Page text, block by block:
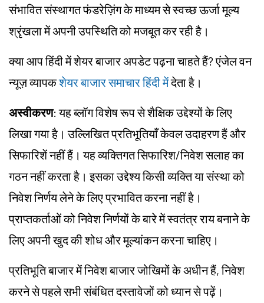
संभावित संस्थागत फंडरेज़िंग के माध्यम से स्वच्छ ऊर्जा मूल्य
श्रृंखला में अपनी उपस्थिति को मजबूत कर रही है।
क्या आप हिंदी में शेयर बाजार अपडेट पढ़ना चाहते हैं? एंजेल वन
न्यूज़ व्यापकशेयर बाजार समाचार हिंदी मेंदेता है।
अस्वीकरण: यह ब्लॉग विशेष रूप से शैक्षिक उद्देश्यों के लिए
लिखा गया है। उल्लिखित प्रतिभूतियाँ केवल उदाहरण हैं और
सिफारिशें नहीं हैं। यह व्यक्तिगत सिफारिश/निवेश सलाह का
गठन नहीं करता है। इसका उद्देश्य किसी व्यक्ति या संस्था को
निवेश निर्णय लेने के लिए प्रभावित करना नहीं है।
प्राप्तकर्ताओं को निवेश निर्णयों के बारे में स्वतंत्र राय बनाने के
लिए अपनी खुद की शोध और मूल्यांकन करना चाहिए।
प्रतिभूति बाजार में निवेश बाजार जोखिमों के अधीन हैं, निवेश
करने से पहले सभी संबंधित दस्तावेजों को ध्यान से पढ़ें।